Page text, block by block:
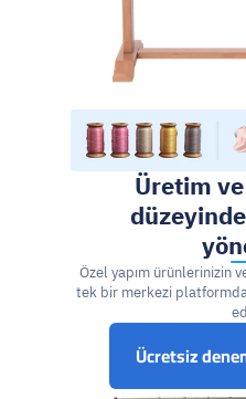
Üretim
Özel yapım ürünlerinizin
tek bir merkezi
Ücretsiz